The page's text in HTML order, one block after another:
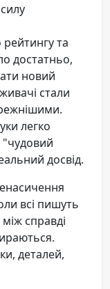
рейтингу та
достатньо,
новий
стали
легко
"чудовий
досвід.
всі пишуть
справді
деталей,